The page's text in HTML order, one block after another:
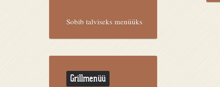
Sobib talviseks menüüks
Grillmenüü